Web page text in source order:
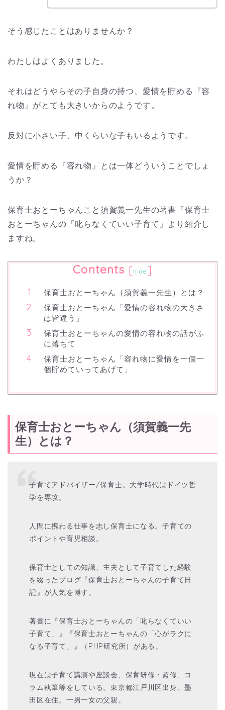
そう感じたことはありませんか？
わたしはよくありました。
それはどうやらその子自身の持つ、愛情を貯める『容
れ物』がとても大きいからのようです。
反対に小さい子、中くらいな子もいるようです。
愛情を貯める『容れ物』とは一体どういうことでしょ
うか？
保育士おとーちゃんこと須賀義一先生の著書『保育士
おとーちゃんの「叱らなくていい子育て」より紹介し
ますね。
Contents [hide ]
保育士おとーちゃん（須賀義一先生）とは？
保育士おとーちゃん「愛情の容れ物の大きさ
は皆違う」
保育士おとーちゃんの愛情の容れ物の話がふ
に落ちて
保育士おとーちゃん「容れ物に愛情を一個一
個貯めていってあげて」
保育士おとーちゃん（須賀義一先
生）とは？
子育てアドバイザー/保育士。大学時代はドイツ哲
学を専攻。
人間に携わる仕事を志し保育士になる。子育ての
ポイントや育児相談。
保育士としての知識、主夫として子育てした経験
を綴ったブログ『保育士おとーちゃんの子育て日
記』が人気を博す。
著書に『保育士おとーちゃんの「叱らなくていい
子育て」』『保育士おとーちゃんの「心がラクに
なる子育て」』（PHP研究所）がある。
現在は子育て講演や座談会、保育研修・監修、コ
ラム執筆等をしている。東京都江戸川区出身、墨
田区在住。一男一女の父親。